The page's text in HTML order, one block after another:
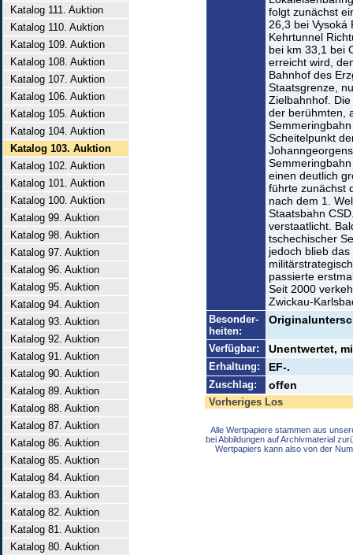
Katalog 111. Auktion
Katalog 110. Auktion
Katalog 109. Auktion
Katalog 108. Auktion
Katalog 107. Auktion
Katalog 106. Auktion
Katalog 105. Auktion
Katalog 104. Auktion
Katalog 103. Auktion
Katalog 102. Auktion
Katalog 101. Auktion
Katalog 100. Auktion
Katalog 99. Auktion
Katalog 98. Auktion
Katalog 97. Auktion
Katalog 96. Auktion
Katalog 95. Auktion
Katalog 94. Auktion
Katalog 93. Auktion
Katalog 92. Auktion
Katalog 91. Auktion
Katalog 90. Auktion
Katalog 89. Auktion
Katalog 88. Auktion
Katalog 87. Auktion
Katalog 86. Auktion
Katalog 85. Auktion
Katalog 84. Auktion
Katalog 83. Auktion
Katalog 82. Auktion
Katalog 81. Auktion
Katalog 80. Auktion
folgt zunächst
26,3 bei Vysoká
Kehrtunnel
bei km 33,1 bei
erreicht wird,
Bahnhof des
Staatsgrenze,
Zielbahnhof.
der berühmten,
Scheitelpunkt
einen deutlich
führte zunächst
nach dem 1.
Staatsbahn
verstaatlicht.
tschechischer
jedoch blieb
passierte
Seit 2000
Zwickau-
Besonder-
heiten:
Verfügbar: Unentwertet,
Erhaltung: EF-.
Zuschlag: offen
Vorheriges Los
Alle Wertpapiere stammen aus
bei Abbildungen auf Archivmaterial
Wertpapiers kann also von der